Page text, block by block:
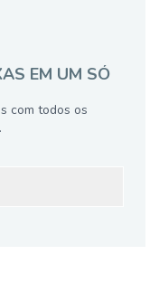
EM UM SÓ
com todos os